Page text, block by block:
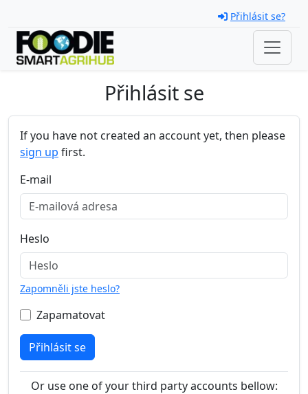
Přihlásit se?
Přihlásit se
If you have not created an account yet, then please
sign up first.
E-mail
Heslo
Zapomněli jste heslo?
Zapamatovat
Přihlásit se
Or use one of your third party accounts bellow: